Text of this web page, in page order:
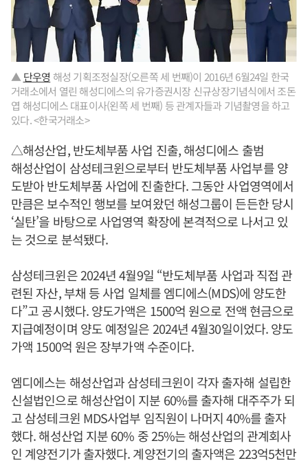
▲단우영 해성 기획조정실장(오른쪽 세 번째)이 2016년 6월24일 한국
거래소에서 열린 해성디에스의 유가증권시장 신규상장기념식에서 조돈
엽 해성디에스 대표이사(왼쪽 세 번째) 등 관계자들과 기념촬영을 하고
있다. <한국거래소>
△해성산업, 반도체부품 사업 진출, 해성디에스 출범
해성산업이 삼성테크윈으로부터 반도체부품 사업부를 양
도받아 반도체부품 사업에 진출한다. 그동안 사업영역에서
만큼은 보수적인 행보를 보여왔던 해성그룹이 든든한 당시
‘실탄’을 바탕으로 사업영역 확장에 본격적으로 나서고 있
는 것으로 분석됐다.
삼성테크윈은 2024년 4월9일 “반도체부품 사업과 직접 관
련된 자산, 부채 등 사업 일체를 엠디에스(MDS)에 양도한
다”고 공시했다. 양도가액은 1500억 원으로 전액 현금으로
지급예정이며 양도 예정일은 2024년 4월30일이었다. 양도
가액 1500억 원은 장부가액 수준이다.
엠디에스는 해성산업과 삼성테크윈이 각자 출자해 설립한
신설법인으로 해성산업이 지분 60%를 출자해 대주주가 되
고 삼성테크윈 MDS사업부 임직원이 나머지 40%를 출자
했다. 해성산업 지분 60% 중 25%는 해성산업의 관계회사
인 계양전기가 출자했다. 계양전기의 출자액은 223억5천만